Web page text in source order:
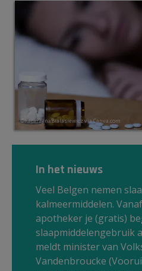
©KatarzynaBialasiewicz via Canva.com
In het nieuws
Veel Belgen nemen
kalmeermiddelen.
apotheker je (gratis)
slaapmiddelengebruik
meldt minister van
Vandenbroucke